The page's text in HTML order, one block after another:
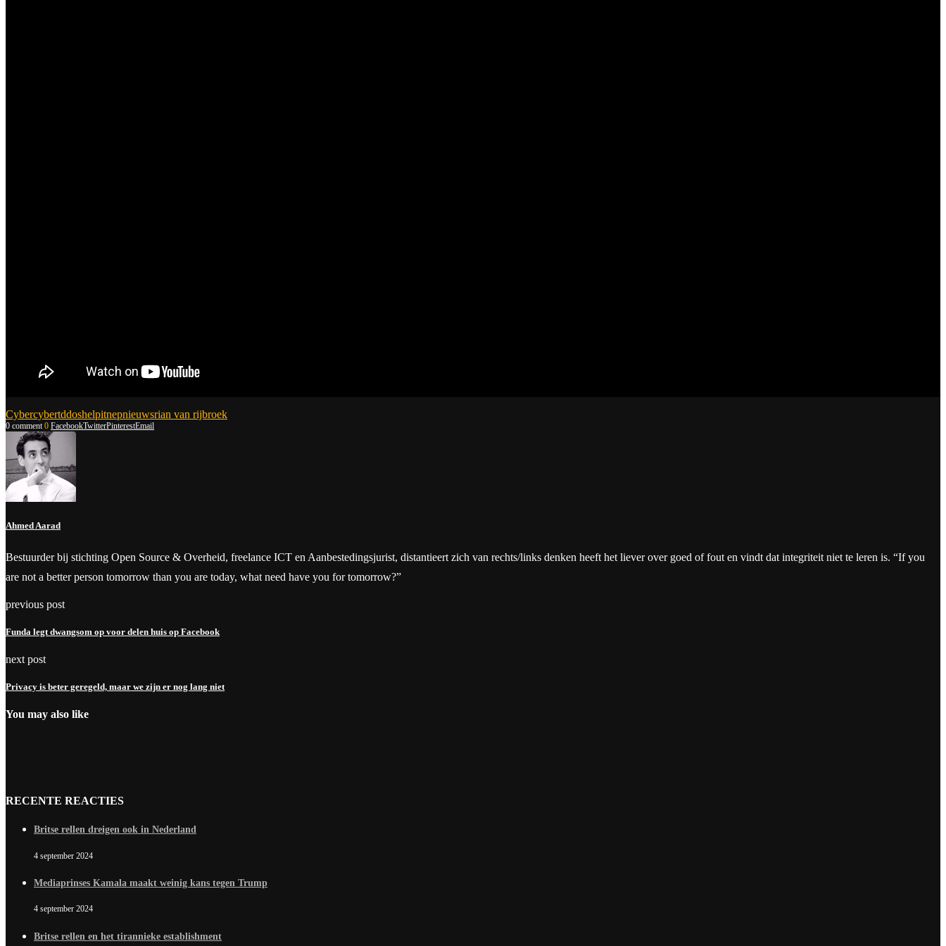
Cybercybertddoshelpitnepnieuwsrian van rijbroek
0 comment 0 FacebookTwitterPinterestEmail
Ahmed Aarad
Bestuurder bij stichting Open Source & Overheid, freelance ICT en Aanbestedingsjurist, distantieert zich van rechts/links denken heeft het liever over goed of fout en vindt dat integriteit niet te leren is. “If you
are not a better person tomorrow than you are today, what need have you for tomorrow?”
previous post
Funda legt dwangsom op voor delen huis op Facebook
next post
Privacy is beter geregeld, maar we zijn er nog lang niet
You may also like
RECENTE REACTIES
Britse rellen dreigen ook in Nederland
4 september 2024
Mediaprinses Kamala maakt weinig kans tegen Trump
4 september 2024
Britse rellen en het tirannieke establishment